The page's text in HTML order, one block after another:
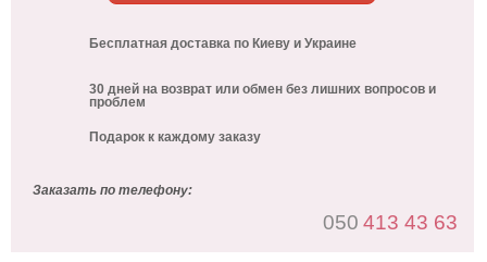
Бесплатная доставка по Киеву и Украине
30 дней на возврат или обмен без лишних вопросов и
проблем
Подарок к каждому заказу
Заказать по телефону:
050 413 43 63